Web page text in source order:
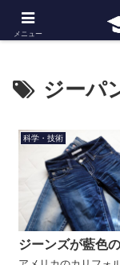
日常で必要
ジーパ
科学・技術
ジーンズが藍色
メニュー